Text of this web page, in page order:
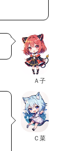
Ａ子
Ｃ菜